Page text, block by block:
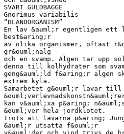
SVART GULDBAGGE
Gnorimus variabilis
“BLANDORGANISM”
En lav &auml;r egentligen ett
best&aring;r
av olika organismer, oftast
gr&ouml;nalg
och en svamp. Algen tar upp
denna till kolhydrater som
geng&auml;ld f&aring;r algen
extrem kyla.
Samarbetet g&ouml;r lavar till
kan v&auml;xa p&aring;
&ouml;ver hela jordklotet.
Trots att lavarna p&aring;
&auml;r utsatta f&ouml;r